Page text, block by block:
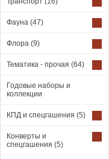
Фауна (47)
Флора (9)
Тематика - прочая (64)
Годовые наборы и
коллекции
КПД и спецгашения (5)
Конверты и
спецгашения (5)